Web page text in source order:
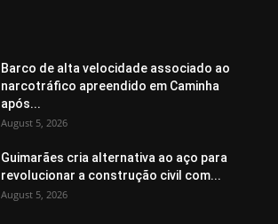
Barco de alta velocidade associado ao
narcotráfico apreendido em Caminha
após...
August 5, 2026
Guimarães cria alternativa ao aço para
revolucionar a construção civil com...
August 5, 2026